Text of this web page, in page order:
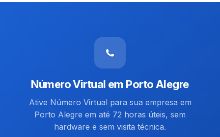
Número Virtual em Porto Alegre
Ative Número Virtual para sua empresa em
Porto Alegre em até 72 horas úteis, sem
hardware e sem visita técnica.